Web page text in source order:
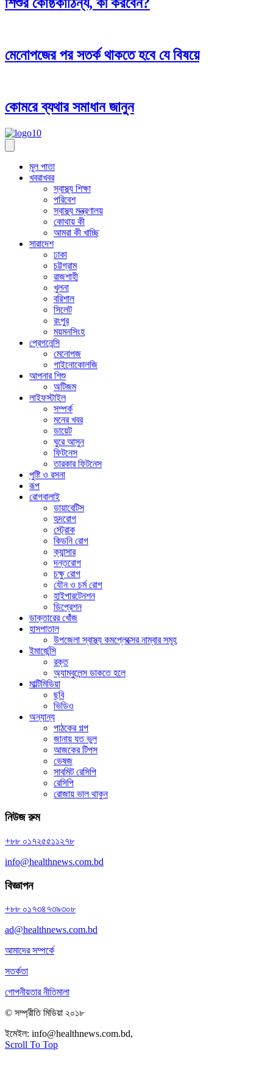
মেনোপজের পর সতর্ক থাকতে হবে যে বিষয়ে
কোমরে ব্যথার সমাধান জানুন
মূল পাতা
খবরাখবর
স্বাস্থ্য শিক্ষা
পরিবেশ
স্বাস্থ্য মন্ত্রণালয়
কোথায় কী
আমরা কী খাচ্ছি
সারাদেশ
ঢাকা
চট্টগ্রাম
রাজশাহী
খুলনা
বরিশাল
সিলেট
রংপুর
ময়মনসিংহ
প্রেগনেন্সি
মেনোপজ
গাইনোকোলজি
আপনার শিশু
অটিজম
লাইফস্টাইল
সম্পর্ক
মনের খবর
ডায়েট
ঘুরে আসুন
ফিটনেস
তারকার ফিটনেস
পুষ্টি ও রসনা
রূপ
রোগবালাই
ডায়াবেটিস
হৃদরোগ
স্ট্রোক
কিডনি রোগ
ক্যান্সার
দন্তরোগ
চক্ষু রোগ
যৌন ও চর্ম রোগ
হাইপারটেনশন
ডিপ্রেশন
ডাক্তারের খোঁজ
হাসপাতাল
উপজেলা স্বাস্থ্য কমপ্লেক্সের নাম্বার সমূহ
ইমার্জেন্সি
রক্ত
অ্যাম্বুলেন্স ডাকতে হলে
মাল্টিমিডিয়া
ছবি
ভিডিও
অন্যান্য
পাঠকের গল্প
জানায় যত ভুল
আজকের টিপস
ভেষজ
সাবমিট রেসিপি
রেসিপি
রোজায় ভাল থাকুন
নিউজ রুম
+৮৮ ০১৭২৫৫১১২৭৮
info@healthnews.com.bd
বিজ্ঞাপন
+৮৮ ০১৭৩৪৭৩৯৩০৮
ad@healthnews.com.bd
আমাদের সম্পর্কে
সতর্কতা
গোপনীয়তার নীতিমালা
© সম্প্রীতি মিডিয়া ২০১৮
ইমেইল: info@healthnews.com.bd,
Scroll To Top